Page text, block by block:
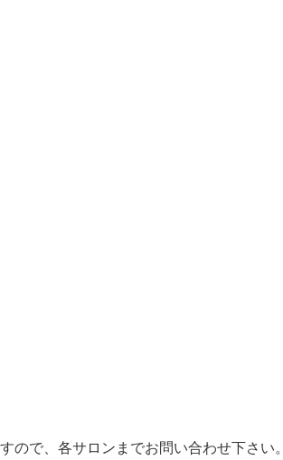
で、各サロンまでお問い合わせ下さい。